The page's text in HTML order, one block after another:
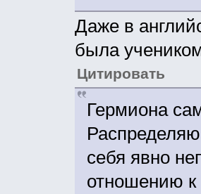
Даже в
была
Цитировать
Гермиона
себя явно
отношению к